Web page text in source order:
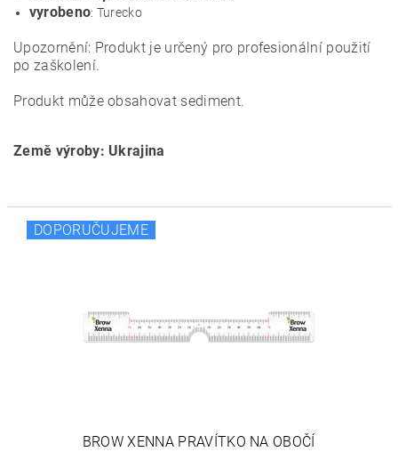
vyrobeno: Turecko
Upozornění: Produkt je určený pro profesionální použití
po zaškolení.
Produkt může obsahovat sediment.
Země výroby: Ukrajina
DOPORUČUJEME
BROW XENNA PRAVÍTKO NA OBOČÍ